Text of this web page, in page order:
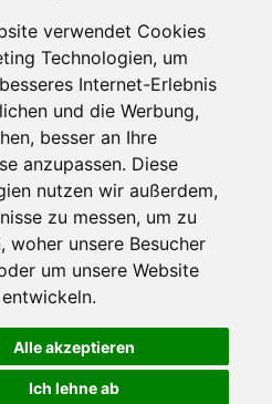
verwendet Cookies
Technologien, um
Internet-Erlebnis
und die Werbung,
besser an Ihre
anzupassen. Diese
nutzen wir außerdem,
zu messen, um zu
woher unsere Besucher
um unsere Website
Alle akzeptieren
Ich lehne ab
Партнерам
Инвесторам
Медиа
Facebook
Twitter
YouTube